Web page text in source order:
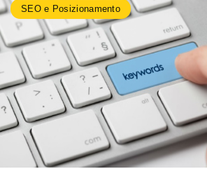
SEO e Posizionamento